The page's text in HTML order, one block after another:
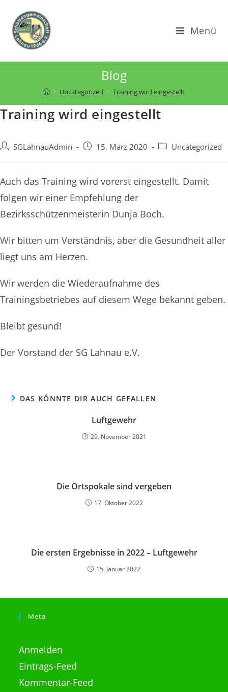
Inhalt
springen
Menü
Blog
> Uncategorized > Training wird eingestellt
Training wird eingestellt
Beitrags-
SGLahnauAdmin
Beitrag15. März 2020
Beitrags-
Uncategorized
Auch das Training wird vorerst eingestellt. Damit
folgen wir einer Empfehlung der
Bezirksschützenmeisterin Dunja Boch.
Wir bitten um Verständnis, aber die Gesundheit aller
liegt uns am Herzen.
Wir werden die Wiederaufnahme des
Trainingsbetriebes auf diesem Wege bekannt geben.
Bleibt gesund!
Der Vorstand der SG Lahnau e.V.
DAS KÖNNTE DIR AUCH GEFALLEN
Luftgewehr
29. November 2021
Die Ortspokale sind vergeben
17. Oktober 2022
Die ersten Ergebnisse in 2022 – Luftgewehr
15. Januar 2022
Meta
Anmelden
Eintrags-Feed
Kommentar-Feed